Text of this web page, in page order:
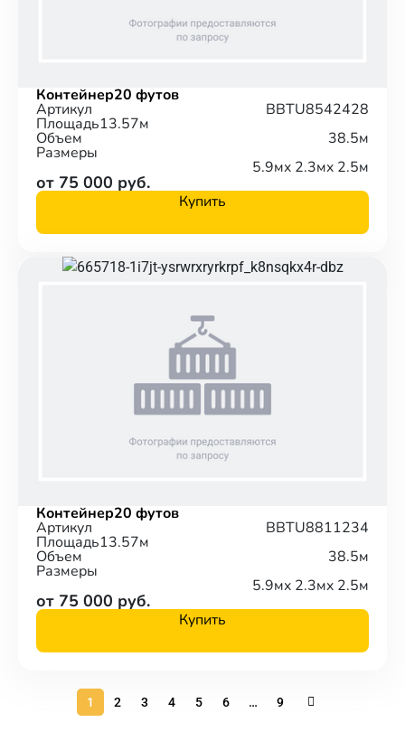
Контейнер20 футов
Артикул BBTU8542428
Площадь13.57м
Объем 38.5м
Размеры
5.9мx 2.3мx 2.5м
от 75 000 руб.
Купить
Контейнер20 футов
Артикул BBTU8811234
Площадь13.57м
Объем 38.5м
Размеры
5.9мx 2.3мx 2.5м
от 75 000 руб.
Купить
1 2 3 4 5 6 … 9